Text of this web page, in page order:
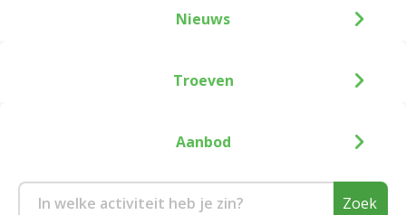
Zoek
Nieuws
Troeven
Aanbod